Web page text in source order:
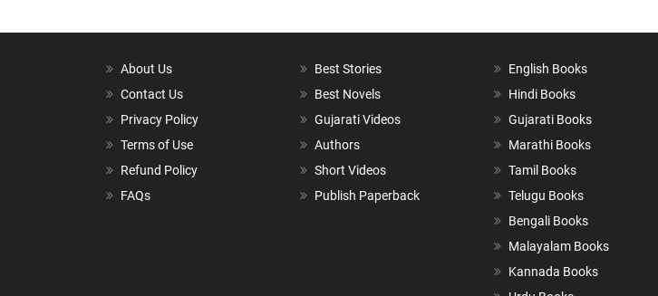
About Us
Contact Us
Privacy Policy
Terms of Use
Refund Policy
FAQs
Best Stories
Best Novels
Gujarati Videos
Authors
Short Videos
Publish Paperback
English Books
Hindi Books
Gujarati Books
Marathi Books
Tamil Books
Telugu Books
Bengali Books
Malayalam Books
Kannada Books